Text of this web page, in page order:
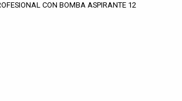
CON BOMBA ASPIRANTE 12